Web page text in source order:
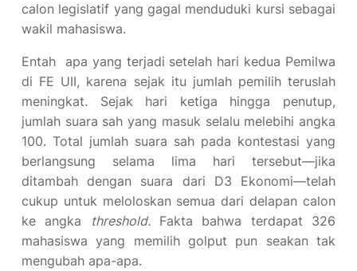
calon legislatif yang gagal menduduki kursi sebagai
wakil mahasiswa.
Entah apa yang terjadi setelah hari kedua Pemilwa
di FE UII, karena sejak itu jumlah pemilih teruslah
meningkat. Sejak hari ketiga hingga penutup,
jumlah suara sah yang masuk selalu melebihi angka
100. Total jumlah suara sah pada kontestasi yang
berlangsung selama lima hari tersebut—jika
ditambah dengan suara dari D3 Ekonomi—telah
cukup untuk meloloskan semua dari delapan calon
ke angka
threshold.Fakta bahwa terdapat 326
mahasiswa yang memilih golput pun seakan tak
mengubah apa-apa.